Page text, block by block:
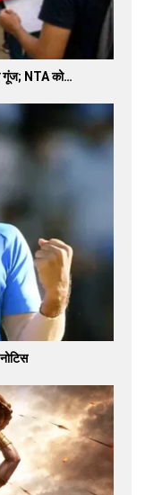
गूंज; NTA को…